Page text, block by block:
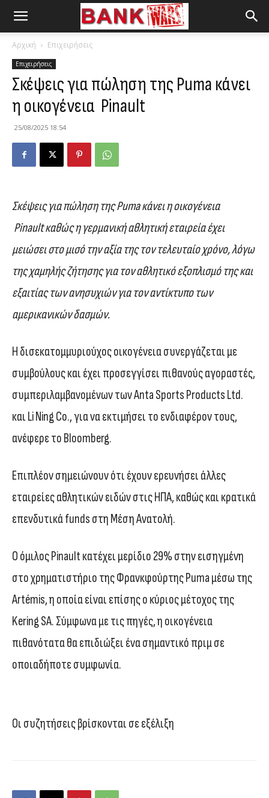
Αρχική Επιχειρήσεις
Επιχειρήσεις
Σκέψεις για πώληση της Puma κάνει
η οικογένεια Pinault
25/08/2025 18:54
Σκέψεις για πώληση της Puma κάνει η οικογένεια
Pinault καθώς η γερμανική αθλητική εταιρεία έχει
μειώσει στο μισό την αξία της τον τελευταίο χρόνο, λόγω
της χαμηλής ζήτησης για τον αθλητικό εξοπλισμό της και
εξαιτίας των ανησυχιών για τον αντίκτυπο των
αμερικανικών δασμών.
Η δισεκατομμυριούχος οικογένεια συνεργάζεται με
συμβούλους και έχει προσεγγίσει πιθανούς αγοραστές,
συμπεριλαμβανομένων των Anta Sports Products Ltd.
και Li Ning Co., για να εκτιμήσει το ενδιαφέρον τους,
ανέφερε το Bloomberg.
Επιπλέον σημειώνουν ότι έχουν ερευνήσει άλλες
εταιρείες αθλητικών ειδών στις ΗΠΑ, καθώς και κρατικά
επενδυτικά funds στη Μέση Ανατολή.
Ο όμιλος Pinault κατέχει μερίδιο 29% στην εισηγμένη
στο χρηματιστήριο της Φρανκφούρτης Puma μέσω της
Artémis, η οποία είναι επίσης ο κύριος μέτοχος της
Kering SA. Σύμφωνα με τις πηγές, η οικογένεια
πιθανότατα θα επιδιώξει ένα σημαντικό πριμ σε
οποιαδήποτε συμφωνία.
Οι συζητήσεις βρίσκονται σε εξέλιξη